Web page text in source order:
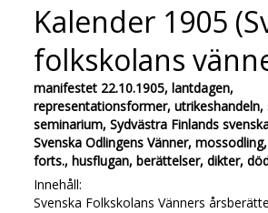
Kalender 1905
folkskolans
manifestet 22.10.1905, lantdagen,
representationsformer, utrikeshandeln,
seminarium, Sydvästra Finlands
Svenska Odlingens Vänner,
forts., husflugan, berättelser, dikter,
Innehåll:
Svenska Folkskolans Vänners